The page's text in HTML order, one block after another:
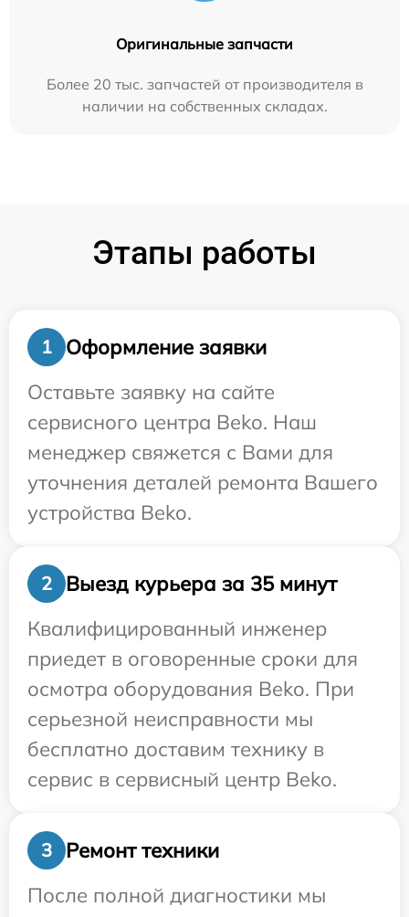
Оригинальные запчасти
Более 20 тыс. запчастей от производителя в
наличии на собственных складах.
Этапы работы
1
Оформление заявки
Оставьте заявку на сайте
сервисного центра Beko. Наш
менеджер свяжется с Вами для
уточнения деталей ремонта Вашего
устройства Beko.
2
Выезд курьера за 35 минут
Квалифицированный инженер
приедет в оговоренные сроки для
осмотра оборудования Beko. При
серьезной неисправности мы
бесплатно доставим технику в
сервис в сервисный центр Beko.
3
Ремонт техники
После полной диагностики мы